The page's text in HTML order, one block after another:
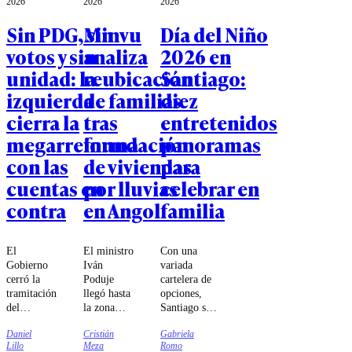
Sin PDG, sin
votos y sin
unidad: la
izquierda
cierra la
megarreforma
con las
cuentas en
contra
El
Gobierno
cerró la
tramitación
del
estrella de
Kast con
Daniel
Lillo
Minvu
analiza
reubicación
de familias
tras
inundación
de viviendas
por lluvias
en Angol
El ministro
Iván
Poduje
llegó hasta
la zona
revisar las
viviendas
Cristián
Meza
Día del Niño
2026 en
Santiago:
diez
entretenidos
panoramas
para
celebrar en
familia
Con una
variada
cartelera de
opciones,
Santiago se
recibir a las
familias
Gabriela
Romo